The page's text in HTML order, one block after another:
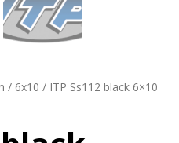
/ 6x10 / ITP Ss112 black 6×10